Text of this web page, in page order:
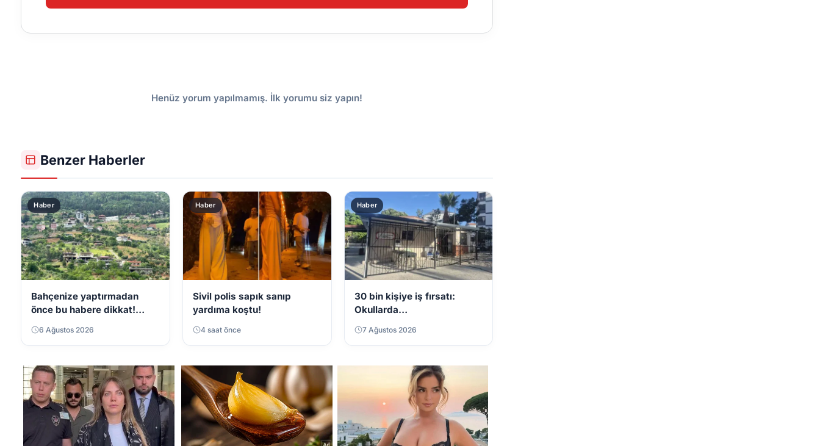
Henüz yorum yapılmamış. İlk yorumu siz yapın!
Benzer Haberler
Haber
Bahçenize yaptırmadan
önce bu habere dikkat!
Şartlar değişti
6 Ağustos 2026
Haber
Sivil polis sapık sanıp
yardıma koştu!
4 saat önce
Haber
30 bin kişiye iş fırsatı:
Okullarda
görevlendirilecekler
7 Ağustos 2026